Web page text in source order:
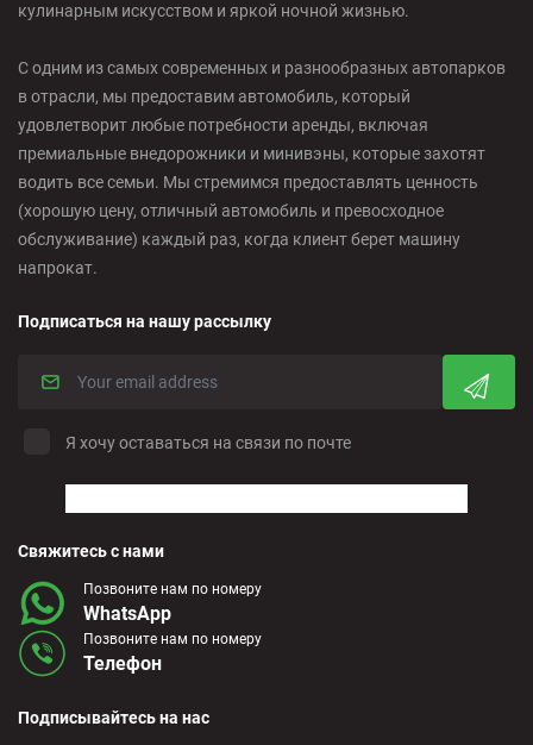
кулинарным искусством и яркой ночной жизнью.
С одним из самых современных и разнообразных автопарков
в отрасли, мы предоставим автомобиль, который
удовлетворит любые потребности аренды, включая
премиальные внедорожники и минивэны, которые захотят
водить все семьи. Мы стремимся предоставлять ценность
(хорошую цену, отличный автомобиль и превосходное
обслуживание) каждый раз, когда клиент берет машину
напрокат.
Подписаться на нашу рассылку
Я хочу оставаться на связи по почте
Свяжитесь с нами
Позвоните нам по номеру
WhatsApp
Позвоните нам по номеру
Телефон
Подписывайтесь на нас